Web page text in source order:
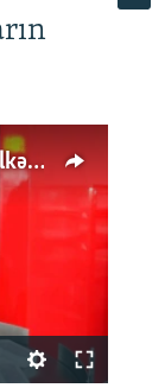
Ard-arda açılan dərman zavodları ölkənin tələbatını ödəyirmi?